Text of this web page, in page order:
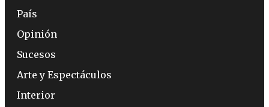
País
Opinión
Sucesos
Arte y Espectáculos
Interior